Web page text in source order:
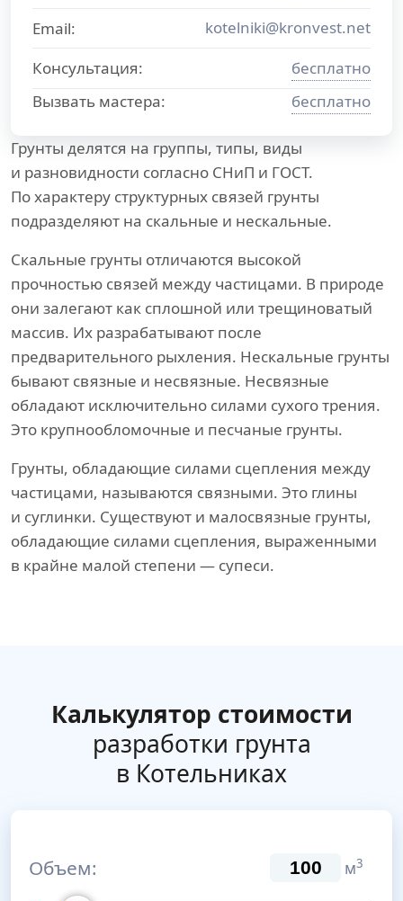
Email:
kotelniki@kronvest.net
Консультация:
бесплатно
Вызвать мастера:
бесплатно
Грунты делятся на группы, типы, виды
и разновидности согласно СНиП и ГОСТ.
По характеру структурных связей грунты
подразделяют на скальные и нескальные.
Скальные грунты отличаются высокой
прочностью связей между частицами. В природе
они залегают как сплошной или трещиноватый
массив. Их разрабатывают после
предварительного рыхления. Нескальные грунты
бывают связные и несвязные. Несвязные
обладают исключительно силами сухого трения.
Это крупнообломочные и песчаные грунты.
Грунты, обладающие силами сцепления между
частицами, называются связными. Это глины
и суглинки. Существуют и малосвязные грунты,
обладающие силами сцепления, выраженными
в крайне малой степени — супеси.
Калькулятор стоимости
разработки грунта
в Котельниках
Объем: м3